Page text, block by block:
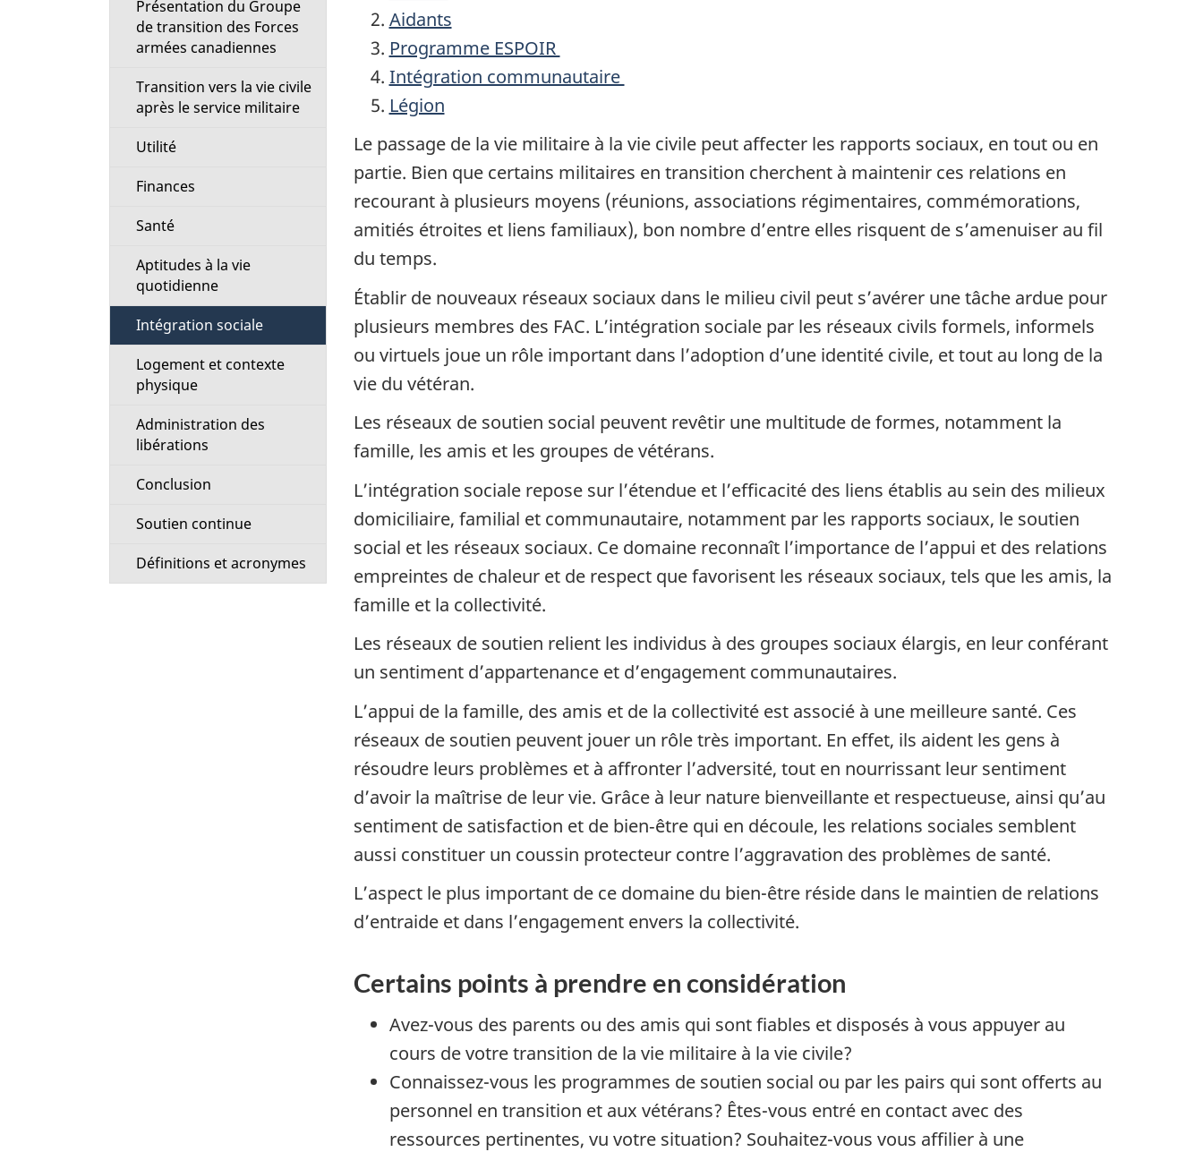
Aidants
Programme ESPOIR
Intégration communautaire
Légion
Le passage de la vie militaire à la vie civile peut affecter les rapports sociaux, en tout ou en
partie. Bien que certains militaires en transition cherchent à maintenir ces relations en
recourant à plusieurs moyens (réunions, associations régimentaires, commémorations,
amitiés étroites et liens familiaux), bon nombre d’entre elles risquent de s’amenuiser au fil
du temps.
Établir de nouveaux réseaux sociaux dans le milieu civil peut s’avérer une tâche ardue pour
plusieurs membres des FAC. L’intégration sociale par les réseaux civils formels, informels
ou virtuels joue un rôle important dans l’adoption d’une identité civile, et tout au long de la
vie du vétéran.
Les réseaux de soutien social peuvent revêtir une multitude de formes, notamment la
famille, les amis et les groupes de vétérans.
L’intégration sociale repose sur l’étendue et l’efficacité des liens établis au sein des milieux
domiciliaire, familial et communautaire, notamment par les rapports sociaux, le soutien
social et les réseaux sociaux. Ce domaine reconnaît l’importance de l’appui et des relations
empreintes de chaleur et de respect que favorisent les réseaux sociaux, tels que les amis, la
famille et la collectivité.
Les réseaux de soutien relient les individus à des groupes sociaux élargis, en leur conférant
un sentiment d’appartenance et d’engagement communautaires.
L’appui de la famille, des amis et de la collectivité est associé à une meilleure santé. Ces
réseaux de soutien peuvent jouer un rôle très important. En effet, ils aident les gens à
résoudre leurs problèmes et à affronter l’adversité, tout en nourrissant leur sentiment
d’avoir la maîtrise de leur vie. Grâce à leur nature bienveillante et respectueuse, ainsi qu’au
sentiment de satisfaction et de bien‑être qui en découle, les relations sociales semblent
aussi constituer un coussin protecteur contre l’aggravation des problèmes de santé.
L’aspect le plus important de ce domaine du bien-être réside dans le maintien de relations
d’entraide et dans l’engagement envers la collectivité.
Certains points à prendre en considération
Avez-vous des parents ou des amis qui sont fiables et disposés à vous appuyer au
cours de votre transition de la vie militaire à la vie civile?
Connaissez-vous les programmes de soutien social ou par les pairs qui sont offerts au
personnel en transition et aux vétérans? Êtes-vous entré en contact avec des
ressources pertinentes, vu votre situation? Souhaitez-vous vous affilier à une
Présentation du Groupe
de transition des Forces
armées canadiennes
Transition vers la vie civile
après le service militaire
Utilité
Finances
Santé
Aptitudes à la vie
quotidienne
Intégration sociale
Logement et contexte
physique
Administration des
libérations
Conclusion
Soutien continue
Définitions et acronymes